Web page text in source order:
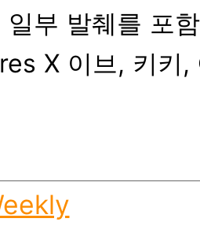
부 발췌를 포
X 이브, 키키
Categories